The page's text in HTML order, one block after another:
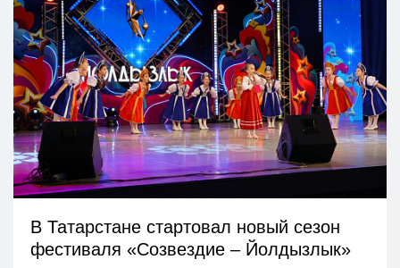
В Татарстане стартовал новый сезон
фестиваля «Созвездие – Йолдызлык»